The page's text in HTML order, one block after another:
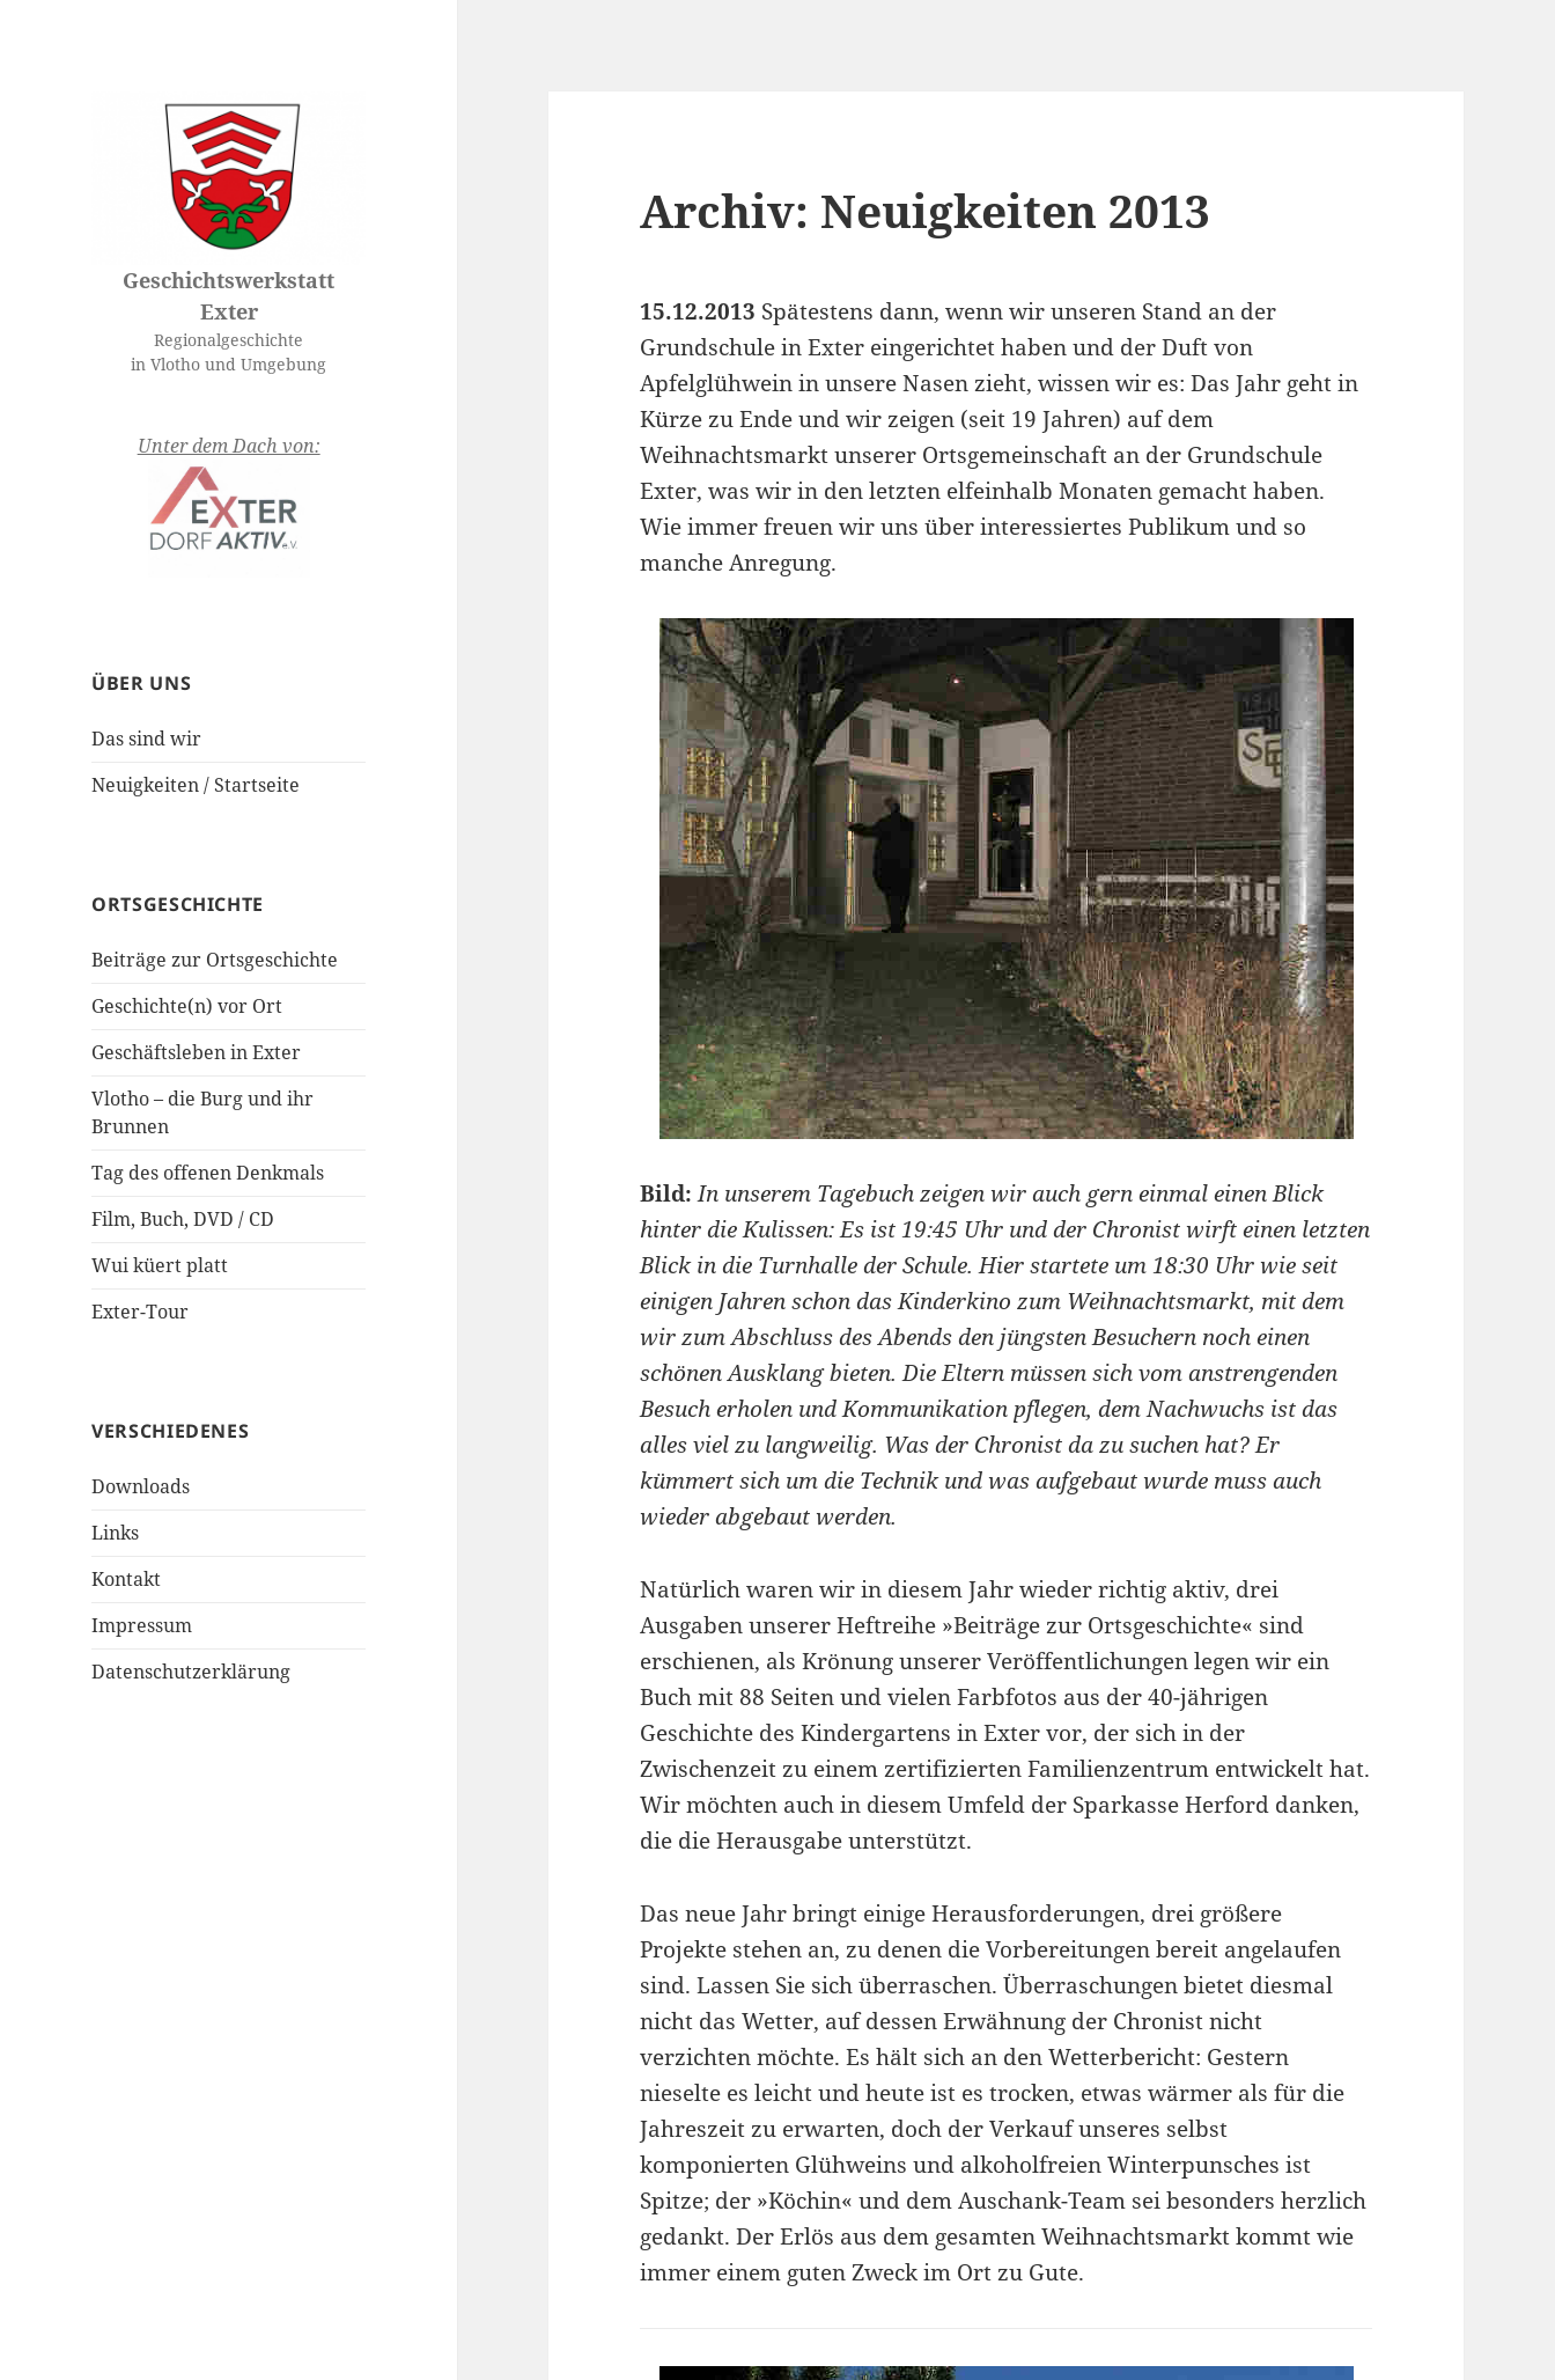
Geschichtswerkstatt
Exter
Regionalgeschichte
in Vlotho und Umgebung
Unter dem Dach von:
ÜBER UNS
Das sind wir
Neuigkeiten / Startseite
ORTSGESCHICHTE
Beiträge zur Ortsgeschichte
Geschichte(n) vor Ort
Geschäftsleben in Exter
Vlotho – die Burg und ihr
Brunnen
Tag des offenen Denkmals
Film, Buch, DVD / CD
Wui küert platt
Exter-Tour
VERSCHIEDENES
Downloads
Links
Kontakt
Impressum
Datenschutzerklärung
Archiv: Neuigkeiten 2013
15.12.2013 Spätestens dann, wenn wir unseren Stand an der
Grundschule in Exter eingerichtet haben und der Duft von
Apfelglühwein in unsere Nasen zieht, wissen wir es: Das Jahr geht in
Kürze zu Ende und wir zeigen (seit 19 Jahren) auf dem
Weihnachtsmarkt unserer Ortsgemeinschaft an der Grundschule
Exter, was wir in den letzten elfeinhalb Monaten gemacht haben.
Wie immer freuen wir uns über interessiertes Publikum und so
manche Anregung.
Bild:In unserem Tagebuch zeigen wir auch gern einmal einen Blick
hinter die Kulissen: Es ist 19:45 Uhr und der Chronist wirft einen letzten
Blick in die Turnhalle der Schule. Hier startete um 18:30 Uhr wie seit
einigen Jahren schon das Kinderkino zum Weihnachtsmarkt, mit dem
wir zum Abschluss des Abends den jüngsten Besuchern noch einen
schönen Ausklang bieten. Die Eltern müssen sich vom anstrengenden
Besuch erholen und Kommunikation pflegen, dem Nachwuchs ist das
alles viel zu langweilig. Was der Chronist da zu suchen hat? Er
kümmert sich um die Technik und was aufgebaut wurde muss auch
wieder abgebaut werden.
Natürlich waren wir in diesem Jahr wieder richtig aktiv, drei
Ausgaben unserer Heftreihe »Beiträge zur Ortsgeschichte« sind
erschienen, als Krönung unserer Veröffentlichungen legen wir ein
Buch mit 88 Seiten und vielen Farbfotos aus der 40-jährigen
Geschichte des Kindergartens in Exter vor, der sich in der
Zwischenzeit zu einem zertifizierten Familienzentrum entwickelt hat.
Wir möchten auch in diesem Umfeld der Sparkasse Herford danken,
die die Herausgabe unterstützt.
Das neue Jahr bringt einige Herausforderungen, drei größere
Projekte stehen an, zu denen die Vorbereitungen bereit angelaufen
sind. Lassen Sie sich überraschen. Überraschungen bietet diesmal
nicht das Wetter, auf dessen Erwähnung der Chronist nicht
verzichten möchte. Es hält sich an den Wetterbericht: Gestern
nieselte es leicht und heute ist es trocken, etwas wärmer als für die
Jahreszeit zu erwarten, doch der Verkauf unseres selbst
komponierten Glühweins und alkoholfreien Winterpunsches ist
Spitze; der »Köchin« und dem Auschank-Team sei besonders herzlich
gedankt. Der Erlös aus dem gesamten Weihnachtsmarkt kommt wie
immer einem guten Zweck im Ort zu Gute.